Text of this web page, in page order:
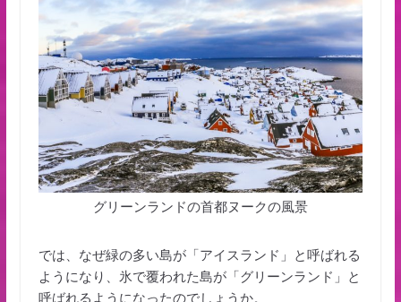
グリーンランドの首都ヌークの風景
では、なぜ緑の多い島が「アイスランド」と呼ばれる
ようになり、氷で覆われた島が「グリーンランド」と
呼ばれるようになったのでしょうか。